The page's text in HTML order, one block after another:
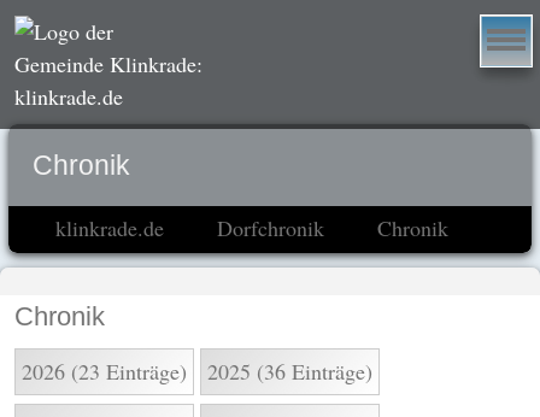
Chronik
klinkrade.de Dorfchronik Chronik
Chronik
2026 (23 Einträge)
2025 (36 Einträge)